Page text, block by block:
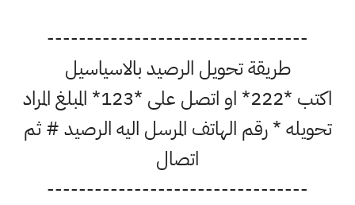
---------------------------------
طريقة تحويل الرصيد بالاسياسيل
اكتب *222* او اتصل على *123* المبلغ المراد
تحويله * رقم الهاتف المرسل اليه الرصيد # ثم
اتصال
---------------------------------